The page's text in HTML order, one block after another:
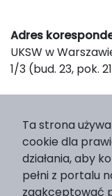
Adres
UKSW w
1/3 (bud. 23, pok.
Wydawnictwo
nr 2, 01-815
Strona WWW
e-mail:
Ta strona
cookie dla
działania, aby
pełni z portalu
zaakceptować